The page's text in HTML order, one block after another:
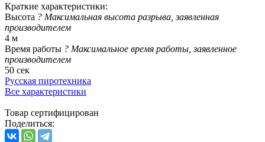
Краткие характеристики:
Высота ? Максимальная высота разрыва, заявленная
производителем
4 м
Время работы ? Максимальное время работы, заявленное
производителем
50 сек
Русская пиротехника
Все характеристики
Товар сертифицирован
Поделиться: